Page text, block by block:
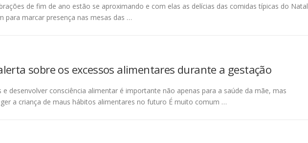
de fim de ano estão se aproximando e com elas as delícias das comidas típicas do Natal
para marcar presença nas mesas das …
sobre os excessos alimentares durante a gestação
e desenvolver consciência alimentar é importante não apenas para a saúde da mãe, mas
a criança de maus hábitos alimentares no futuro É muito comum …